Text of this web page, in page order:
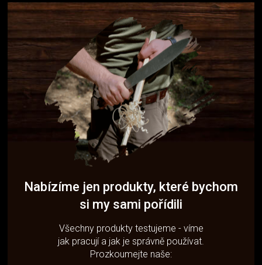
Nabízíme jen produkty, které bychom
si my sami pořídili
Všechny produkty testujeme - víme
jak pracují a jak je správně používat.
Prozkoumejte naše: